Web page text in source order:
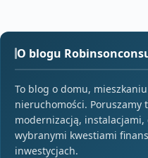
O blogu
To blog o domu,
nieruchomości. Poruszamy
modernizacją,
wybranymi kwestiami
inwestycjach.